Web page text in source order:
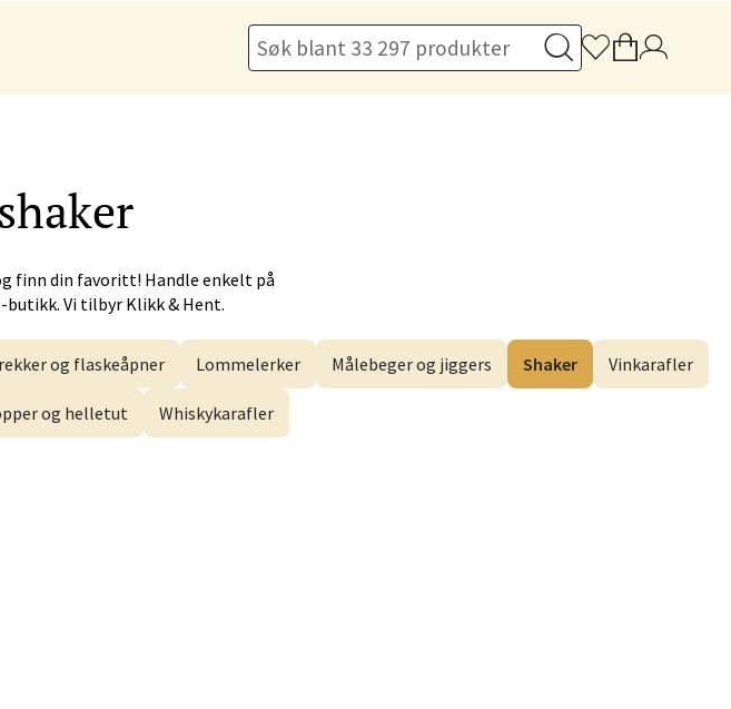
shaker
finn din favoritt! Handle enkelt på
Vi tilbyr Klikk & Hent.
og flaskeåpner Lommelerker Målebeger og jiggers Shaker Vinkarafler
og helletut Whiskykarafler
Velg
Velg